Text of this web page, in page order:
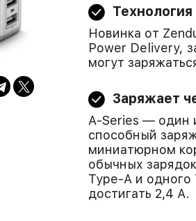
Новинка от
Power Delivery,
могут
Заряжает
A-Series — один
способный
миниатюрном
обычных
Type-A и
достигать 2,4 А.